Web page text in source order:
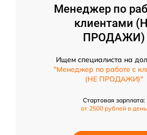
Менеджер по
клиентами
ПРОДАЖИ)
Ищем специалиста на
"Менеджер по работе с
(НЕ ПРОДАЖИ)"
Стартовая зарплата:
от 2500 рублей в день